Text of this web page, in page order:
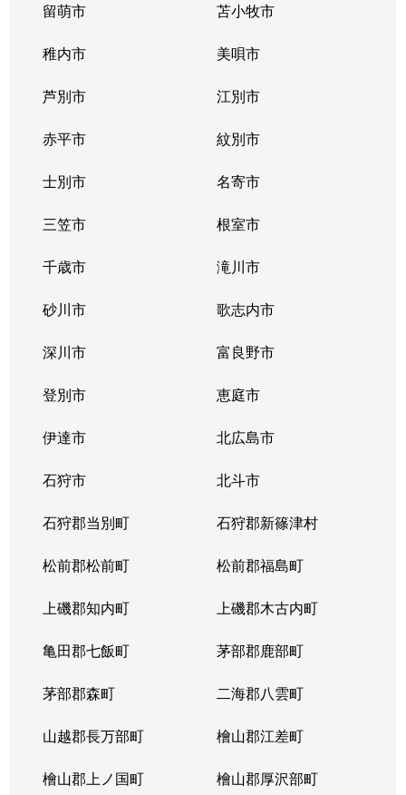
留萌市 苫小牧市
稚内市 美唄市
芦別市 江別市
赤平市 紋別市
士別市 名寄市
三笠市 根室市
千歳市 滝川市
砂川市 歌志内市
深川市 富良野市
登別市 恵庭市
伊達市 北広島市
石狩市 北斗市
石狩郡当別町 石狩郡新篠津村
松前郡松前町 松前郡福島町
上磯郡知内町 上磯郡木古内町
亀田郡七飯町 茅部郡鹿部町
茅部郡森町 二海郡八雲町
山越郡長万部町 檜山郡江差町
檜山郡上ノ国町 檜山郡厚沢部町